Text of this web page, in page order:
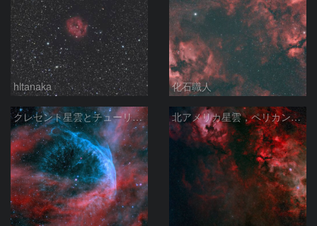
hltanaka 化石職人
クレセント星雲とチューリップ星雲の真ん中あたりにある星雲 NGC6883 ??? 北アメリカ星雲，ペリカン星雲，サドル付近，クレセント星雲，網状星雲・・・etc